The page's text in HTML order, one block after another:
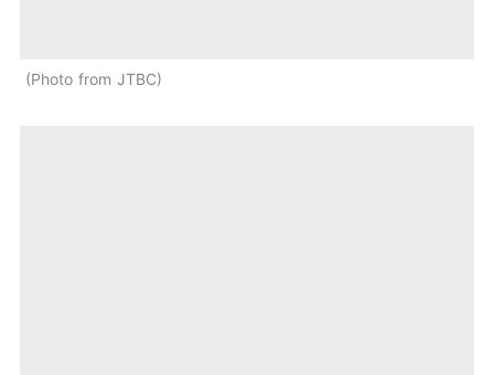
Photo from JTBC